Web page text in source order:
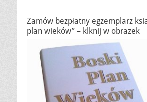
Zamów bezpłatny egzemplarz
plan wieków” – klknij w obrazek